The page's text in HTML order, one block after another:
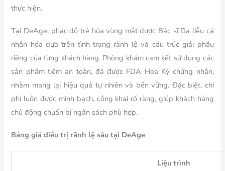
thực hiện.
Tại DeAge, phác đồ trẻ hóa vùng mắt được Bác sĩ Da liễu cá
nhân hóa dựa trên tình trạng rãnh lệ và cấu trúc giải phẫu
riêng của từng khách hàng. Phòng khám cam kết sử dụng các
sản phẩm tiêm an toàn, đã được FDA Hoa Kỳchứng nhận,
nhằm mang lại hiệu quả tự nhiên và bền vững. Đặc biệt, chi
phí luôn được minh bạch, công khai rõ ràng, giúp khách hàng
chủ động chuẩn bị ngân sách phù hợp.
Bảng giá điều trị rãnh lệ sâu tại DeAge
Liệu trình